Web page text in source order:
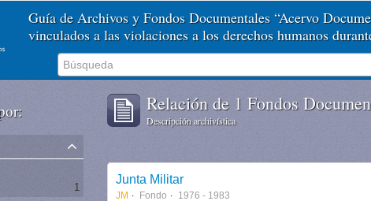
Guía de Archivos y Fondos Documentales “Acervo
vinculados a las violaciones a los derechos humanos
1
Relación de 1 Fondos
Descripción archivística
Junta Militar
JM Fondo 1976 - 1983